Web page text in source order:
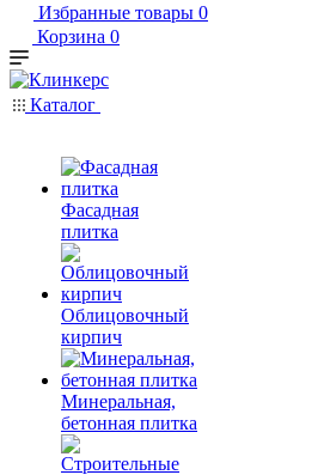
Избранные товары 0
Корзина 0
Каталог
Фасадная
плитка
Облицовочный
кирпич
Минеральная,
бетонная плитка